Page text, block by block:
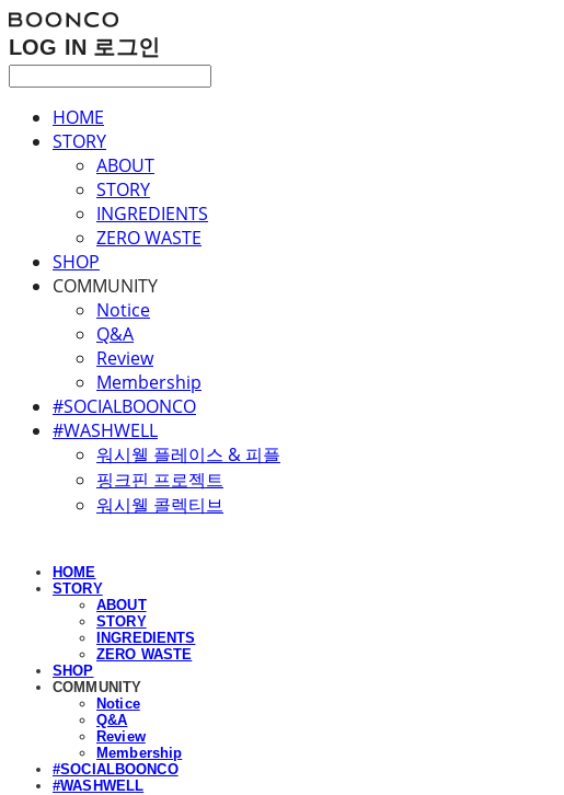
LOG IN 로그인
HOME
STORY
ABOUT
STORY
INGREDIENTS
ZERO WASTE
SHOP
COMMUNITY
Notice
Q&A
Review
Membership
#SOCIALBOONCO
#WASHWELL
워시웰 플레이스 & 피플
핑크핀 프로젝트
워시웰 콜렉티브
HOME
STORY
ABOUT
STORY
INGREDIENTS
ZERO WASTE
SHOP
COMMUNITY
Notice
Q&A
Review
Membership
#SOCIALBOONCO
#WASHWELL